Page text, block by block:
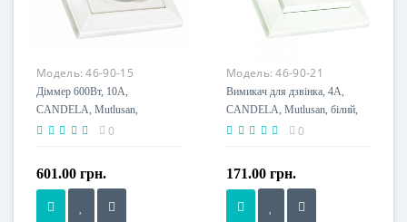
Модель:46-90-15
Діммер 600Вт, 10А,
CANDELA, Mutlusan,
білий(2125 040 0201)
0
601.00 грн.
Модель:46-90-21
Вимикач для дзвінка, 4А,
CANDELA, Mutlusan, білий,
(2125 007 0101Z)
0
171.00 грн.